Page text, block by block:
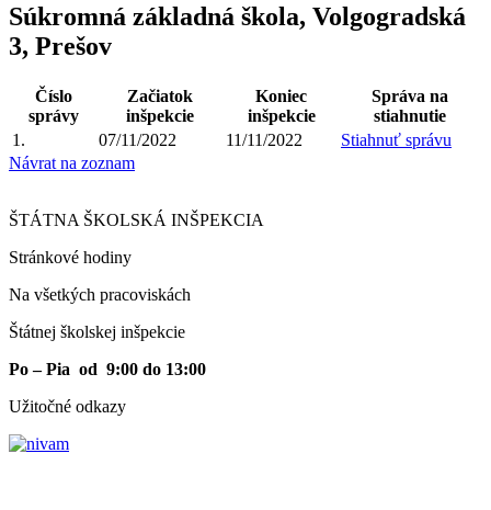
Súkromná základná škola, Volgogradská
3, Prešov
Číslo
správy
Začiatok
inšpekcie
Koniec
inšpekcie
Správa na
stiahnutie
1.
07/11/2022 11/11/2022
Stiahnuť správu
Návrat na zoznam
ŠTÁTNA ŠKOLSKÁ INŠPEKCIA
Stránkové hodiny​
Na všetkých pracoviskách
Štátnej školskej inšpekcie
Po – Pia od 9:00 do 13:00
Užitočné odkazy